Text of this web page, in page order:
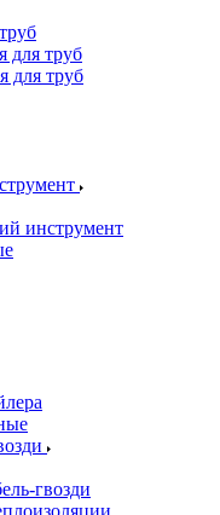
для труб
для труб
инструмент
гвозди